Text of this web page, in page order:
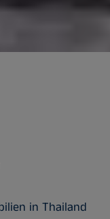
in Thailand